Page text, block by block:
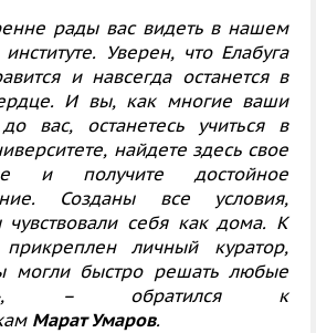
рады вас видеть в нашем
Уверен, что Елабуга
и навсегда останется в
И вы, как многие ваши
вас, останетесь учиться в
найдете здесь свое
и получите достойное
Созданы все условия,
чувствовали себя как дома. К
личный куратор,
могли быстро решать любые
– обратился к
Марат Умаров.